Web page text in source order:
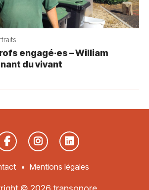
engagé·es – William
du vivant
Mentions légales